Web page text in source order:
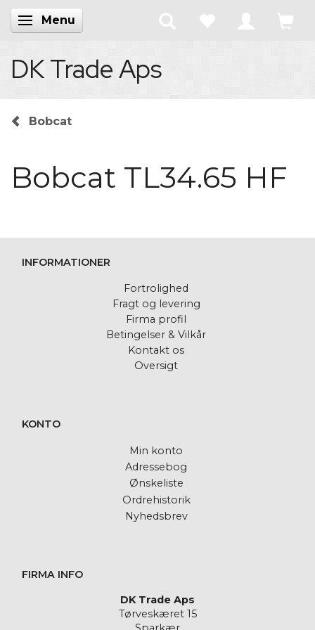
Skifte navigation
Menu
DK Trade Aps
Bobcat
Bobcat TL34.65 HF
INFORMATIONER
Fortrolighed
Fragt og levering
Firma profil
Betingelser & Vilkår
Kontakt os
Oversigt
KONTO
Min konto
Adressebog
Ønskeliste
Ordrehistorik
Nyhedsbrev
FIRMA INFO
DK Trade Aps
Tørveskæret 15